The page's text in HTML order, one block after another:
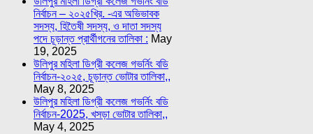
নির্বাচন – ২০২৫খ্রি. -এর অভিভাবক
সদস্য, হিতৈষী সদস্য, ও দাতা সদস্য
পদে চূড়ান্ত প্রার্থীগনের তালিকা : May
19, 2025
উলিপুর মহিলা ডিগ্রী কলেজ গভর্নিং বডি
নির্বাচন-২০২৫, চূড়ান্ত ভোটার তালিকা,,
May 8, 2025
উলিপুর মহিলা ডিগ্রী কলেজ গভর্নিং বডি
নির্বাচন-2025, খসড়া ভোটার তালিকা,,
May 4, 2025